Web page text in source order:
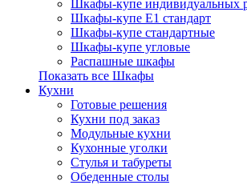
Шкафы-купе индивидуальных
Шкафы-купе Е1 стандарт
Шкафы-купе стандартные
Шкафы-купе угловые
Распашные шкафы
Показать все Шкафы
Кухни
Готовые решения
Кухни под заказ
Модульные кухни
Кухонные уголки
Стулья и табуреты
Обеденные столы